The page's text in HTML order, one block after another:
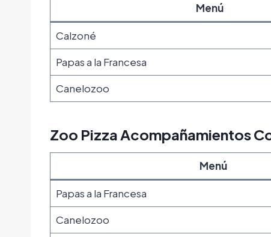
Menú
Calzoné
Papas a la Francesa
Canelozoo
Zoo Pizza Acompañamientos
Menú
Papas a la Francesa
Canelozoo